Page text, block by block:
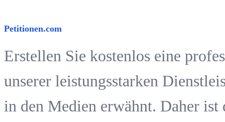
Petitionen.com
Erstellen Sie kostenlos eine
unserer leistungsstarken
in den Medien erwähnt. Daher